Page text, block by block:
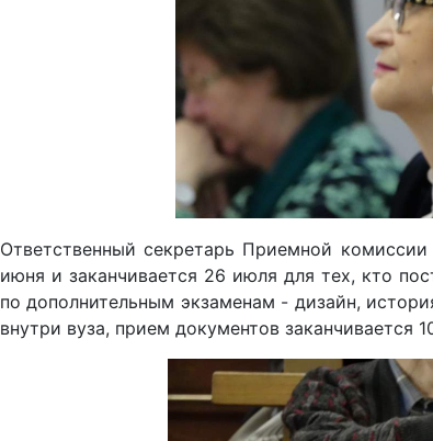
Ответственный секретарь Приемной
июня и заканчивается 26 июля для тех, кто
по дополнительным экзаменам - дизайн,
внутри вуза, прием документов заканчивается